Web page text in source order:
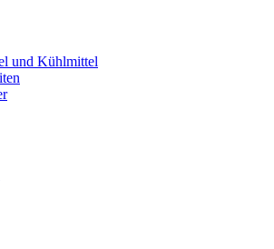
und Kühlmittel